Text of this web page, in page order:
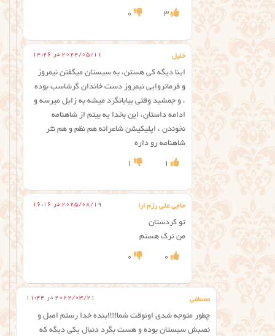
3
0
خلیل 2024/05/11 در 14:26
اینا دیگه کی هستن، به سیستان میگفتن نیمروز
و فرمانروایی نیمروز دست خاندان گرشاسب بوده
، و جمشید وقتی بیابانگرد میشه به زابل میرسه و
ادامه داستان، این بخدا یه بیتم از شاهنامه
نخوندن ، اپلیکیشن شاعرانه هم نظم و هم نثر
شاهنامه رو داره
1
1
حاجی علی رزم ارا 2025/08/19 در 16:16
تو کردستان
من ترک هستم
0
0
مصطفی 2022/03/21 در 11:44
چطور متوجه شدی اونوقت شما!!!!!بنده خدا رستم اصل و
نصبش سیستان بوده و هست بگرد دنبال یکی دیگه که